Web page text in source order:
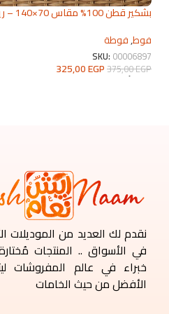
بشكير
فوط,فوطة
SKU: 00006897
375,00EGP
325,00EGP
تحديد أحد الخيارات
نقدم لك العديد من الموديلات
في الأسواق .. المنتجات
خبراء في عالم المفروشات
الأفضل من حيث الخامات